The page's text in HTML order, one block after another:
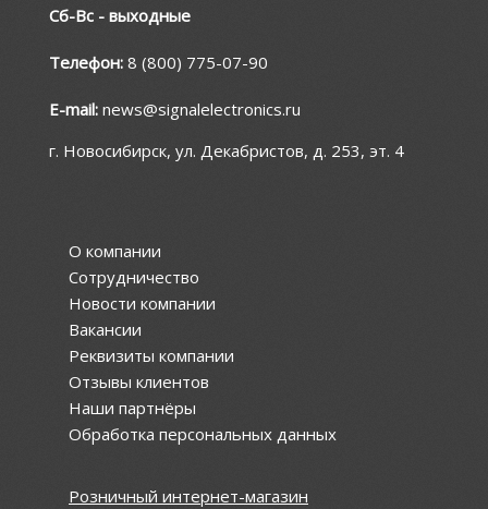
Сб-Вс - выходные
Телефон: 8 (800) 775-07-90
E-mail: news@signalelectronics.ru
г. Новосибирск, ул. Декабристов, д. 253, эт. 4
О компании
Сотрудничество
Новости компании
Вакансии
Реквизиты компании
Отзывы клиентов
Наши партнёры
Обработка персональных данных
Розничный интернет-магазин